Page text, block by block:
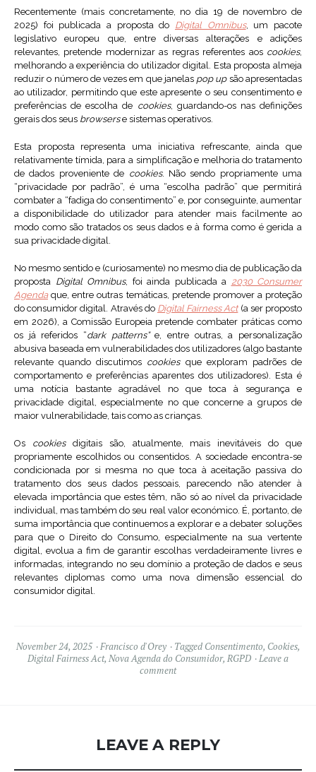
Recentemente (mais concretamente, no dia 19 de novembro de
2025) foi publicada a proposta do Digital Omnibus, um pacote
legislativo europeu que, entre diversas alterações e adições
relevantes, pretende modernizar as regras referentes aos cookies,
melhorando a experiência do utilizador digital. Esta proposta almeja
reduzir o número de vezes em que janelas pop upsão apresentadas
ao utilizador, permitindo que este apresente o seu consentimento e
preferências de escolha de cookies, guardando-os nas definições
gerais dos seus browserse sistemas operativos.
Esta proposta representa uma iniciativa refrescante, ainda que
relativamente tímida, para a simplificação e melhoria do tratamento
de dados proveniente de cookies. Não sendo propriamente uma
“privacidade por padrão”, é uma “escolha padrão” que permitirá
combater a “fadiga do consentimento” e, por conseguinte, aumentar
a disponibilidade do utilizador para atender mais facilmente ao
modo como são tratados os seus dados e à forma como é gerida a
sua privacidade digital.
No mesmo sentido e (curiosamente) no mesmo dia de publicação da
proposta Digital Omnibus, foi ainda publicada a 2030 Consumer
Agendaque, entre outras temáticas, pretende promover a proteção
do consumidor digital. Através do Digital Fairness Act(a ser proposto
em 2026), a Comissão Europeia pretende combater práticas como
os já referidos “dark patterns”e, entre outras, a personalização
abusiva baseada em vulnerabilidades dos utilizadores (algo bastante
relevante quando discutimos cookies que exploram padrões de
comportamento e preferências aparentes dos utilizadores). Esta é
uma notícia bastante agradável no que toca à segurança e
privacidade digital, especialmente no que concerne a grupos de
maior vulnerabilidade, tais como as crianças.
Os cookies digitais são, atualmente, mais inevitáveis do que
propriamente escolhidos ou consentidos. A sociedade encontra-se
condicionada por si mesma no que toca à aceitação passiva do
tratamento dos seus dados pessoais, parecendo não atender à
elevada importância que estes têm, não só ao nível da privacidade
individual, mas também do seu real valor económico. É, portanto, de
suma importância que continuemos a explorar e a debater soluções
para que o Direito do Consumo, especialmente na sua vertente
digital, evolua a fim de garantir escolhas verdadeiramente livres e
informadas, integrando no seu domínio a proteção de dados e seus
relevantes diplomas como uma nova dimensão essencial do
consumidor digital.
November 24, 2025 Francisco d'Orey Tagged Consentimento, Cookies,
Digital Fairness Act, Nova Agenda do Consumidor, RGPD
Leave a
comment
LEAVE A REPLY